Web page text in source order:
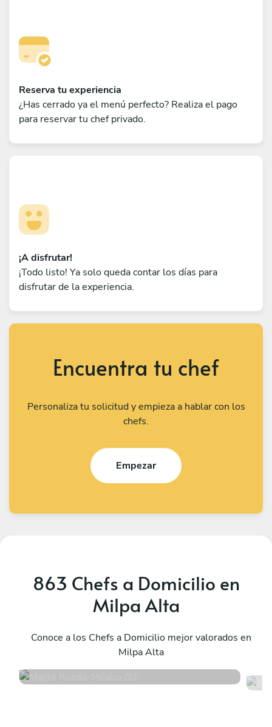
Reserva tu experiencia
¿Has cerrado ya el menú perfecto? Realiza el pago
para reservar tu chef privado.
¡A disfrutar!
¡Todo listo! Ya solo queda contar los días para
disfrutar de la experiencia.
Encuentra tu chef
Personaliza tu solicitud y empieza a hablar con los
chefs.
Empezar
863 Chefs a Domicilio en
Milpa Alta
Conoce a los Chefs a Domicilio mejor valorados en
Milpa Alta
México D.F.
13 servicios